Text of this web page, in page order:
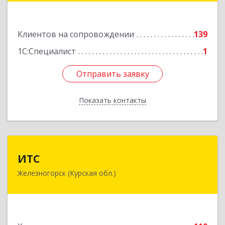
Клиентов на сопровождении
139
1С:Специалист
1
Отправить заявку
Показать контакты
Отправить заявку
Назад
ИТС
Железногорск (Курская обл.)
307178, Курская обл, Железногорск г,